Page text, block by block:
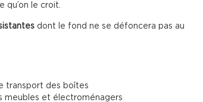
qu’on le croit.
dont le fond ne se défoncera pas au
transport des boîtes
meubles et électroménagers